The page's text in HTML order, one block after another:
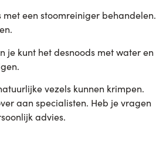
een stoomreiniger behandelen.
je kunt het desnoods met water en
vezels kunnen krimpen.
aan specialisten. Heb je vragen
advies.